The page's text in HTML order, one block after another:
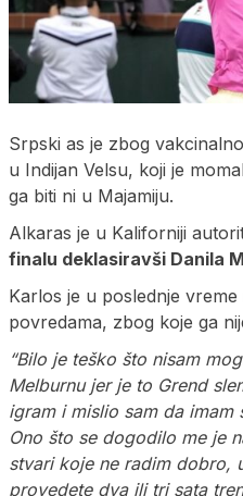
Srpski as je zbog
u Indijan Velsu, koji je
ga biti ni u Majamiju.
Alkaras je u Kaliforniji
finalu deklasiravši Danila
Karlos je u poslednje
povredama, zbog koje ga
“Bilo je teško što nisam
Melburnu jer je to Grend
igram i mislio sam da imam
Ono što se dogodilo me je
stvari koje ne radim dobro,
provedete dva ili tri sata